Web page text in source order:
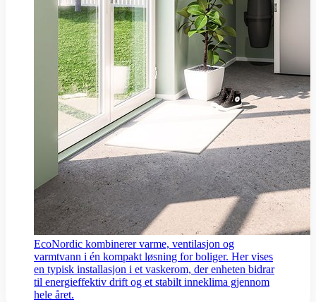
EcoNordic kombinerer varme, ventilasjon og
varmtvann i én kompakt løsning for boliger. Her vises
en typisk installasjon i et vaskerom, der enheten bidrar
til energieffektiv drift og et stabilt inneklima gjennom
hele året.